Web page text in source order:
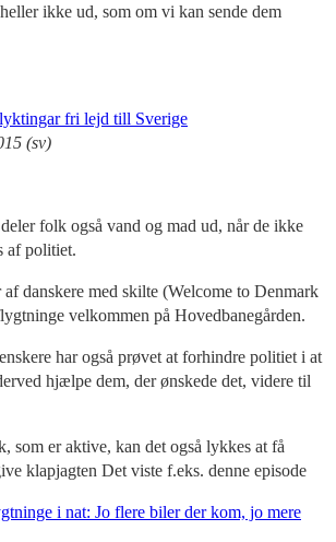
ikke ud, som om vi kan sende dem
fri lejd till Sverige
(sv)
folk også vand og mad ud, når de ikke
af politiet.
af danskere med skilte (Welcome to Denmark
velkommen på Hovedbanegården.
har også prøvet at forhindre politiet i at
hjælpe dem, der ønskede det, videre til
som er aktive, kan det også lykkes at få
klapjagten Det viste f.eks. denne episode
i nat: Jo flere biler der kom, jo mere